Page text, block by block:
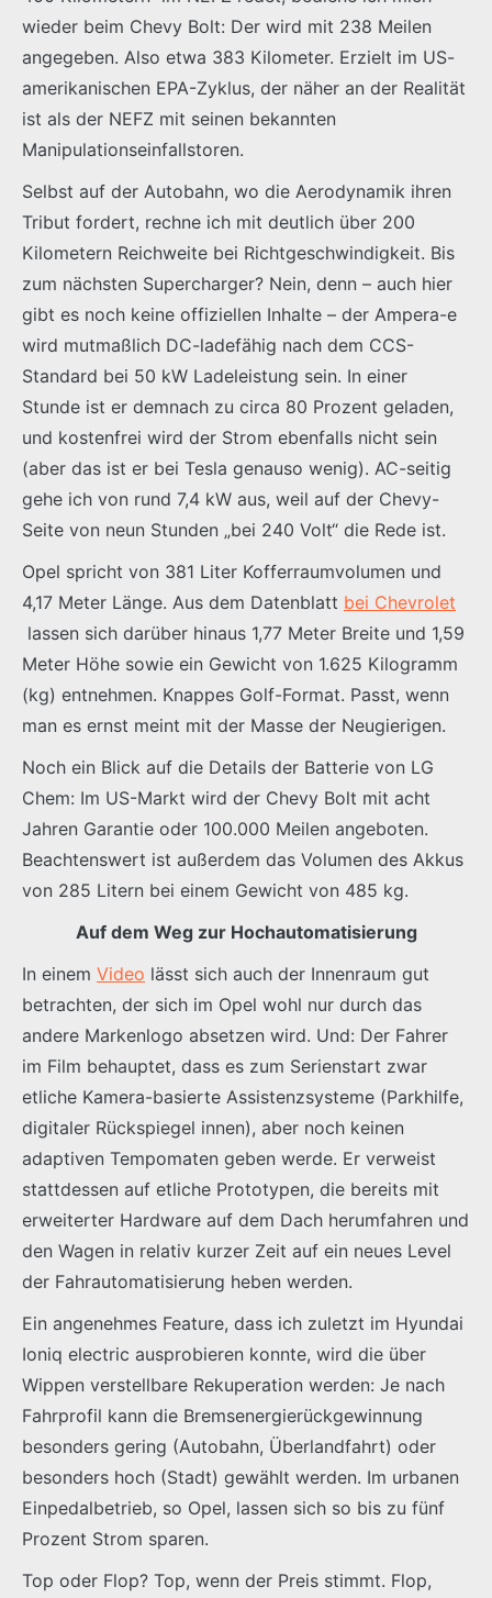
wieder beim Chevy Bolt: Der wird mit 238 Meilen
angegeben. Also etwa 383 Kilometer. Erzielt im US-
amerikanischen EPA-Zyklus, der näher an der Realität
ist als der NEFZ mit seinen bekannten
Manipulationseinfallstoren.
Selbst auf der Autobahn, wo die Aerodynamik ihren
Tribut fordert, rechne ich mit deutlich über 200
Kilometern Reichweite bei Richtgeschwindigkeit. Bis
zum nächsten Supercharger? Nein, denn – auch hier
gibt es noch keine offiziellen Inhalte – der Ampera-e
wird mutmaßlich DC-ladefähig nach dem CCS-
Standard bei 50 kW Ladeleistung sein. In einer
Stunde ist er demnach zu circa 80 Prozent geladen,
und kostenfrei wird der Strom ebenfalls nicht sein
(aber das ist er bei Tesla genauso wenig). AC-seitig
gehe ich von rund 7,4 kW aus, weil auf der Chevy-
Seite von neun Stunden „bei 240 Volt“ die Rede ist.
Opel spricht von 381 Liter Kofferraumvolumen und
4,17 Meter Länge. Aus dem Datenblatt bei Chevrolet
lassen sich darüber hinaus 1,77 Meter Breite und 1,59
Meter Höhe sowie ein Gewicht von 1.625 Kilogramm
(kg) entnehmen. Knappes Golf-Format. Passt, wenn
man es ernst meint mit der Masse der Neugierigen.
Noch ein Blick auf die Details der Batterie von LG
Chem: Im US-Markt wird der Chevy Bolt mit acht
Jahren Garantie oder 100.000 Meilen angeboten.
Beachtenswert ist außerdem das Volumen des Akkus
von 285 Litern bei einem Gewicht von 485 kg.
Auf dem Weg zur Hochautomatisierung
In einem Video lässt sich auch der Innenraum gut
betrachten, der sich im Opel wohl nur durch das
andere Markenlogo absetzen wird. Und: Der Fahrer
im Film behauptet, dass es zum Serienstart zwar
etliche Kamera-basierte Assistenzsysteme (Parkhilfe,
digitaler Rückspiegel innen), aber noch keinen
adaptiven Tempomaten geben werde. Er verweist
stattdessen auf etliche Prototypen, die bereits mit
erweiterter Hardware auf dem Dach herumfahren und
den Wagen in relativ kurzer Zeit auf ein neues Level
der Fahrautomatisierung heben werden.
Ein angenehmes Feature, dass ich zuletzt im Hyundai
Ioniq electric ausprobieren konnte, wird die über
Wippen verstellbare Rekuperation werden: Je nach
Fahrprofil kann die Bremsenergierückgewinnung
besonders gering (Autobahn, Überlandfahrt) oder
besonders hoch (Stadt) gewählt werden. Im urbanen
Einpedalbetrieb, so Opel, lassen sich so bis zu fünf
Prozent Strom sparen.
Top oder Flop? Top, wenn der Preis stimmt. Flop,